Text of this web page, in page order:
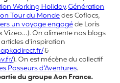
Working Holiday,Génération
Tour du Mondedes Coflocs,
un voyage engagéde Loris
Vizeo…). On alimente nos blogs
d'inspiration
&
). On est mécène du collectif
Passeurs d’Aventures.
du groupe Aon France.